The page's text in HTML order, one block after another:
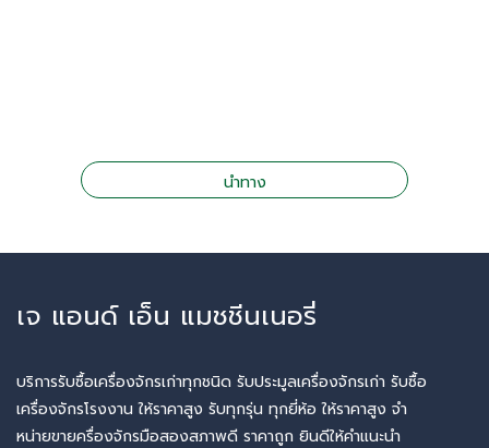
นำทาง
เจ แอนด์ เอ็น แมชชีนเนอรี่
บริการรับซื้อเครื่องจักรเก่าทุกชนิด รับประมูลเครื่องจักรเก่า รับซื้อ
เครื่องจักรโรงงาน ให้ราคาสูง รับทุกรุ่น ทุกยี่ห้อ ให้ราคาสูง จำ
หน่ายขายครื่องจักรมือสองสภาพดี ราคาถูก ยินดีให้คำแนะนำ